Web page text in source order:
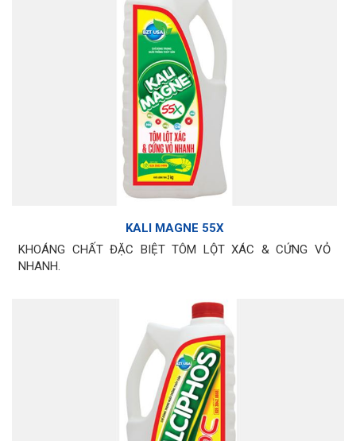
KALI MAGNE 55X
KHOÁNG CHẤT ĐẶC BIỆT TÔM LỘT XÁC & CỨNG VỎ
NHANH.